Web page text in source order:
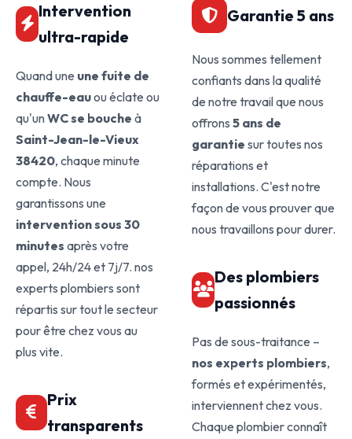
Intervention
ultra-rapide
Quand une une fuite de
chauffe-eauou éclate ou
qu'unWC se bouche à
Saint-Jean-le-Vieux
38420, chaque minute
compte. Nous
garantissons une
intervention sous 30
minutes après votre
appel, 24h/24 et 7j/7. nos
experts plombiers sont
répartis sur tout le secteur
pour être chez vous au
plus vite.
Prix
transparents
Garantie 5 ans
Nous sommes tellement
confiants dans la qualité
de notre travail que nous
offrons 5 ans de
garantie sur toutes nos
réparations et
installations. C'est notre
façon de vous prouver que
nous travaillons pour durer.
Des plombiers
passionnés
Pas de sous-traitance –
nos experts plombiers,
formés et expérimentés,
interviennent chez vous.
Chaque plombier connaît